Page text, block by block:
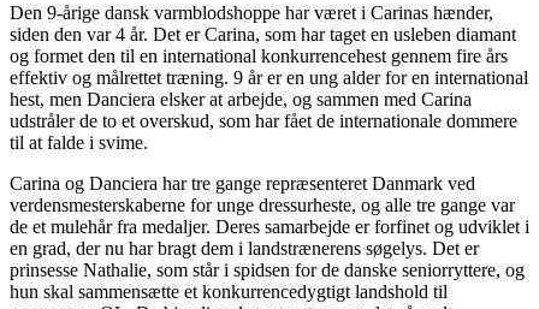
Den 9-årige dansk varmblodshoppe har været i Carinas hænder,
siden den var 4 år. Det er Carina, som har taget en usleben diamant
og formet den til en international konkurrencehest gennem fire års
effektiv og målrettet træning. 9 år er en ung alder for en international
hest, men Danciera elsker at arbejde, og sammen med Carina
udstråler de to et overskud, som har fået de internationale dommere
til at falde i svime.
Carina og Danciera har tre gange repræsenteret Danmark ved
verdensmesterskaberne for unge dressurheste, og alle tre gange var
de et mulehår fra medaljer. Deres samarbejde er forfinet og udviklet i
en grad, der nu har bragt dem i landstrænerens søgelys. Det er
prinsesse Nathalie, som står i spidsen for de danske seniorryttere, og
hun skal sammensætte et konkurrencedygtigt landshold til